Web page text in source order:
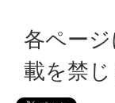
各ペー
載を禁じ